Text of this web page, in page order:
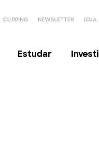
CLIPPING NEWSLETTER LOJA
Estudar